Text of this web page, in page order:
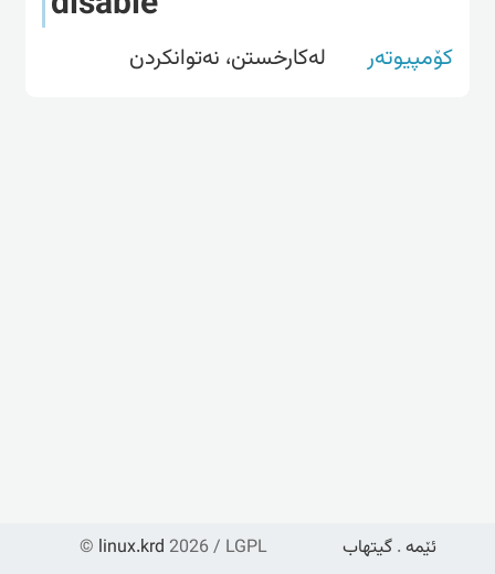
کۆمپیوتەر له‌كارخستن، نه‌توانکردن
© linux.krd 2026 / LGPL ئێمە . گیتهاب